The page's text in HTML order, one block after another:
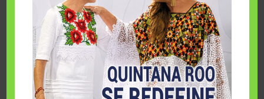
Fairmont Mayakoba y Make-A-Wish México unieron
esfuerzos para hacer realidad el deseo de una …